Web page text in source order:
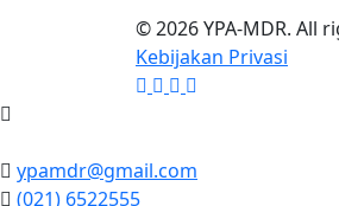
©2026YPA-MDR. All
Kebijakan Privasi
ypamdr@gmail.com
(021) 6522555